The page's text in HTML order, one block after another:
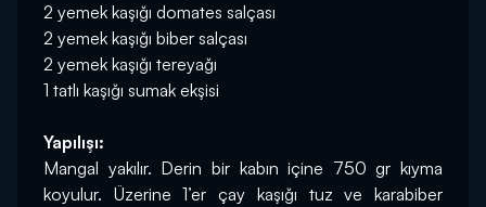
2 yemek kaşığı domates salçası
2 yemek kaşığı biber salçası
2 yemek kaşığı tereyağı
1 tatlı kaşığı sumak ekşisi
Yapılışı:
Mangal yakılır. Derin bir kabın içine 750 gr kıyma
koyulur. Üzerine 1’er çay kaşığı tuz ve karabiber